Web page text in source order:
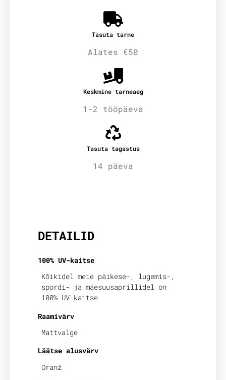
Tasuta tarne
Alates €50
Keskmine tarneaeg
1-2 tööpäeva
Tasuta tagastus
14 päeva
DETAILID
100% UV-kaitse
Kõikidel meie päikese-, lugemis-,
spordi- ja mäesuusaprillidel on
100% UV-kaitse
Raamivärv
Mattvalge
Läätse alusvärv
Oranž